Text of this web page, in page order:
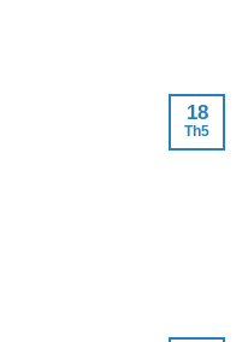
18
Th5